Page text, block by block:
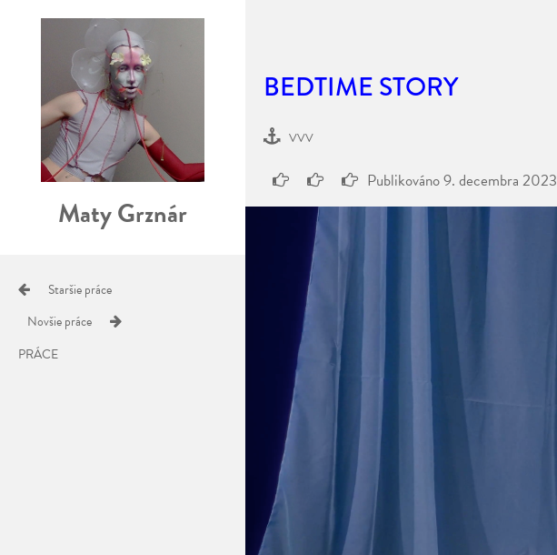
Maty Grznár
Staršie práce
Novšie práce
PRÁCE
BEDTIME STORY
VVV
Publikováno9. decembra 2023